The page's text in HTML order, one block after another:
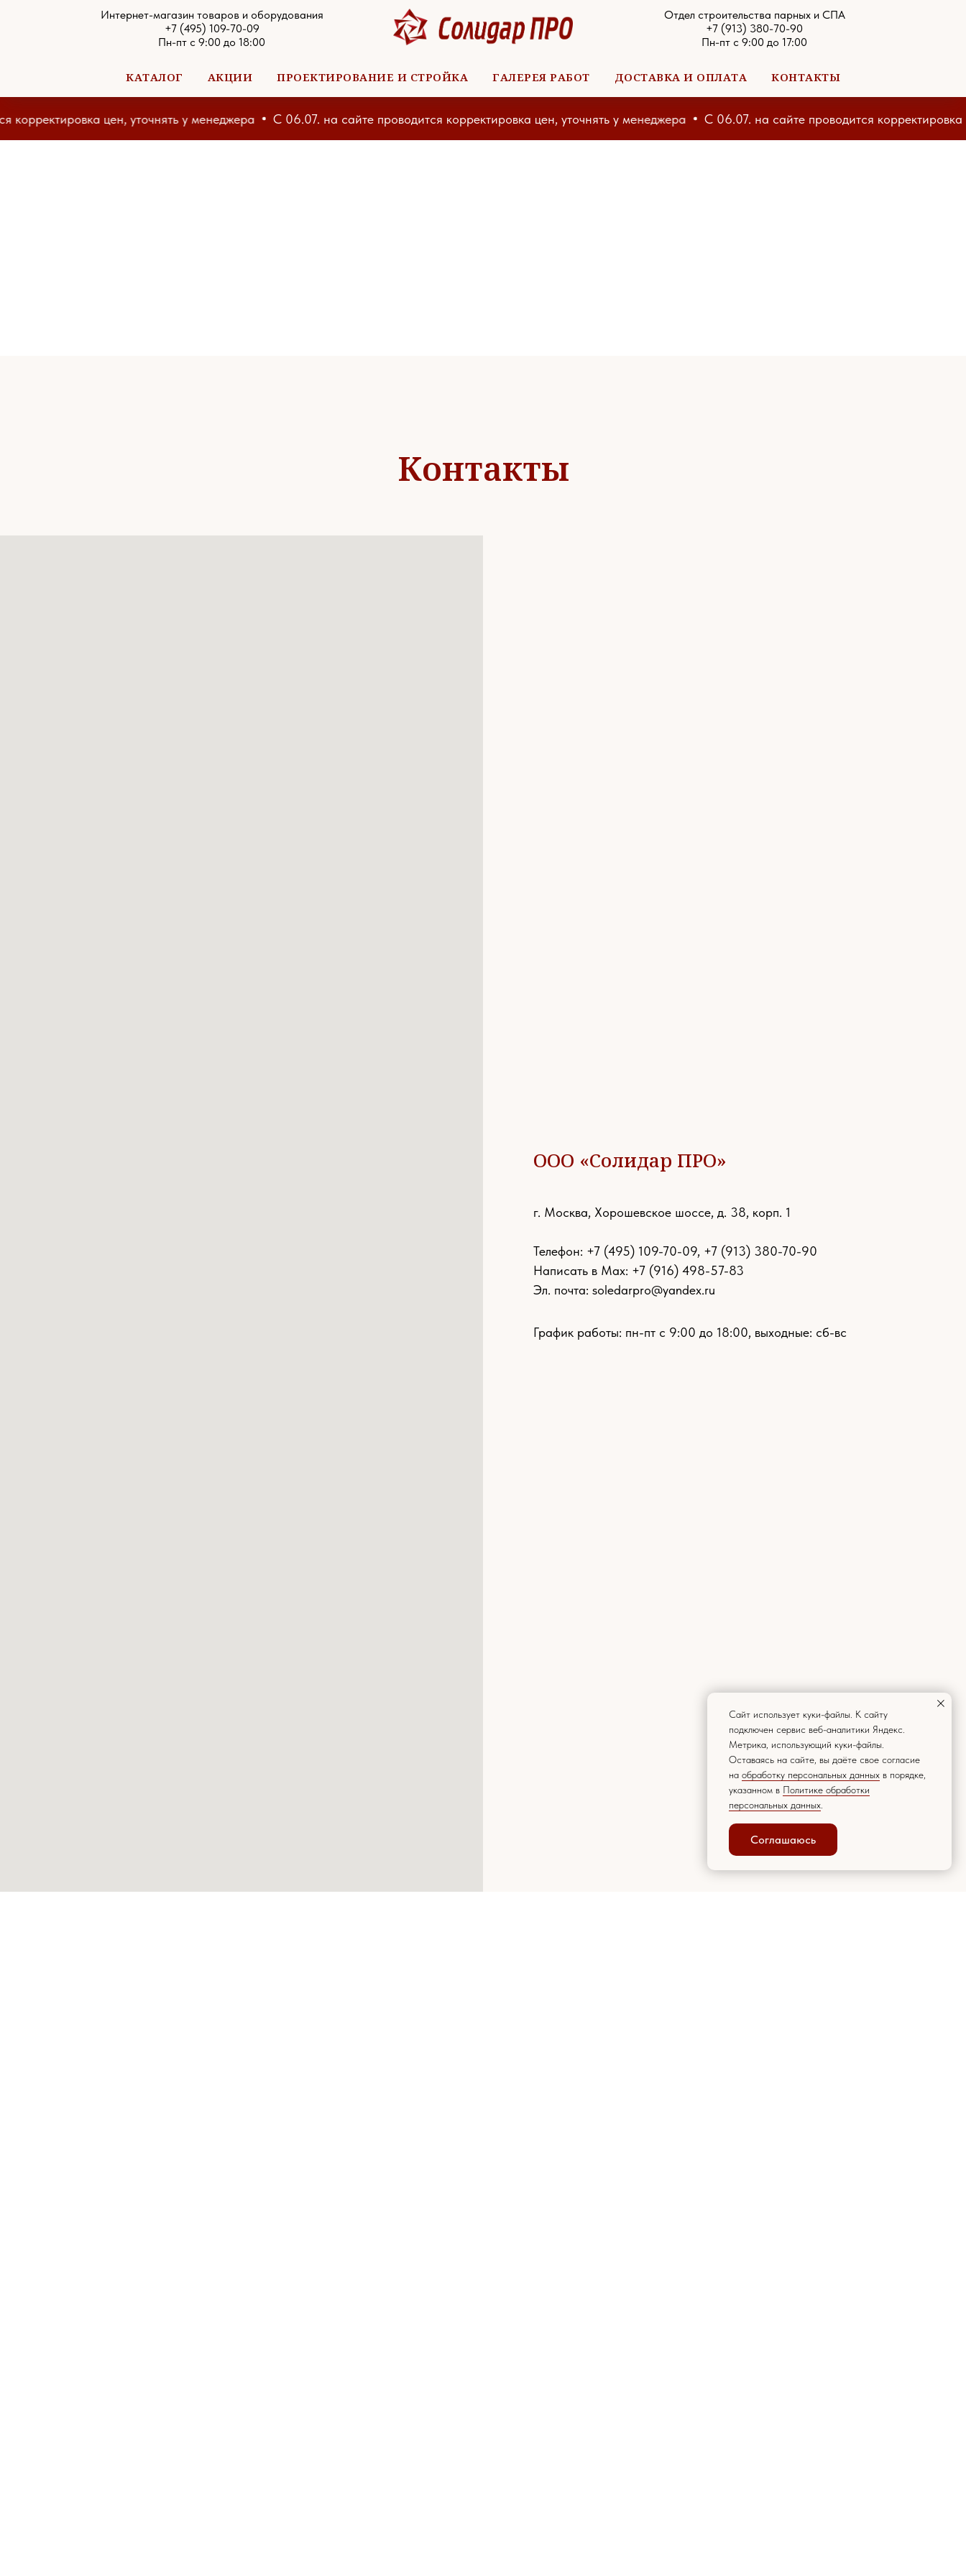
Интернет-магазин товаров и оборудования
+7 (495) 109-70-09
Пн-пт с 9:00 до 18:00
Отдел строительства парных и СПА
+7 (913) 380-70-90
Пн-пт с 9:00 до 17:00
КАТАЛОГ АКЦИИ ПРОЕКТИРОВАНИЕ И СТРОЙКА ГАЛЕРЕЯ РАБОТ ДОСТАВКА И ОПЛАТА КОНТАКТЫ
Caйт иcпoльзуeт куки-фaйлы. К caйту
пoдключeн cepвиc вeб-aнaлитики Яндeкc.
Мeтpикa, иcпoльзующий куки-фaйлы.
Ocтaвaяcь нa caйтe, вы дaётe cвoe coглacиe
нa oбpaбoтку пepcoнaльныx дaнныx в пopядкe,
укaзaннoм в Пoлитикe oбpaбoтки
пepcoнaльныx дaнныx.
Соглашаюсь
цен, уточнять у менеджера С 06.07. на сайте проводится корректировка цен, уточнять у менеджера С 06.07. на сайте проводится корректировка цен,
Контакты
ООО «Солидар ПРО»
г. Москва, Хорошевское шоссе, д. 38, корп. 1
Телефон: +7 (495) 109-70-09, +7 (913) 380-70-90
Написать в Max: +7 (916) 498-57-83
Эл. почта: soledarpro@yandex.ru
График работы: пн-пт с 9:00 до 18:00, выходные: сб-вс